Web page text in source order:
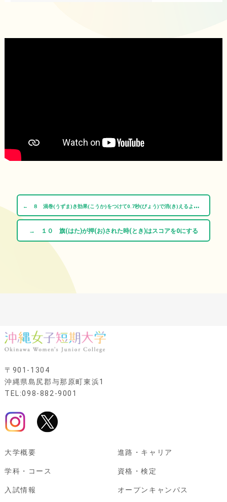
←
８ 渦巻(うずま)き効果(こうか)をつけて0.7秒(びょう)で消(き)えるようにする
→ １０ 旗(はた)が押(お)された時(とき)はスコアを0にする
〒901-1304
沖縄県島尻郡与那原町東浜1
TEL:098-882-9001
大学概要
学科・コース
入試情報
進路・キャリア
資格・検定
オープンキャンパス